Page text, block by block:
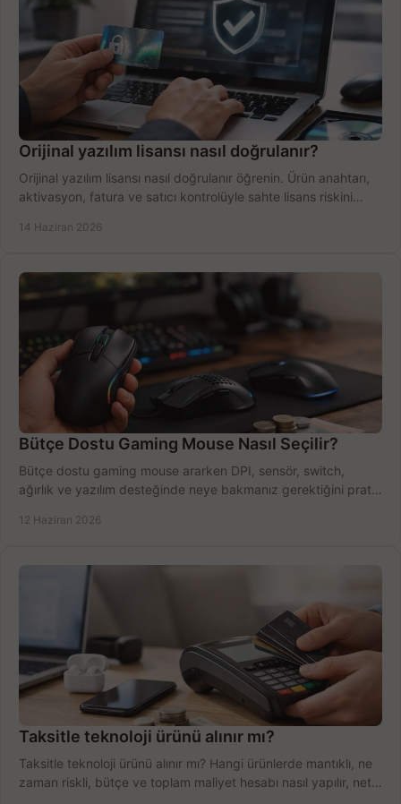
Orijinal yazılım lisansı nasıl doğrulanır?
Orijinal yazılım lisansı nasıl doğrulanır öğrenin. Ürün anahtarı,
aktivasyon, fatura ve satıcı kontrolüyle sahte lisans riskini
14 Haziran 2026
Bütçe Dostu Gaming Mouse Nasıl Seçilir?
Bütçe dostu gaming mouse ararken DPI, sensör, switch,
ağırlık ve yazılım desteğinde neye bakmanız gerektiğini pratik
12 Haziran 2026
Taksitle teknoloji ürünü alınır mı?
Taksitle teknoloji ürünü alınır mı? Hangi ürünlerde mantıklı, ne
zaman riskli, bütçe ve toplam maliyet hesabı nasıl yapılır, net